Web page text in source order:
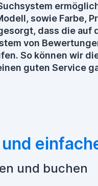
sowie Farbe,
dass die auf
von
So können wir
guten Service
und buchen